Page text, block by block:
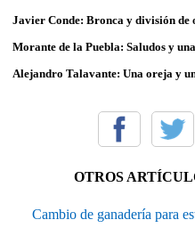
Javier Conde: Bronca y división de
Morante de la Puebla: Saludos y
Alejandro Talavante: Una oreja y
OTROS
Cambio de ganadería para